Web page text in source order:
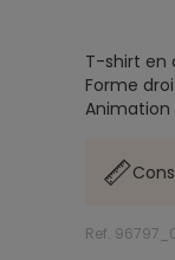
T-shirt en
Forme
Ref.